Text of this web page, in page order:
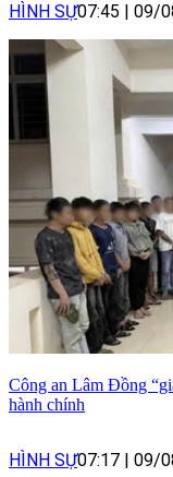
HÌNH SỰ07:45 09/
Công an Lâm Đồng
hành chính
HÌNH SỰ07:17 09/